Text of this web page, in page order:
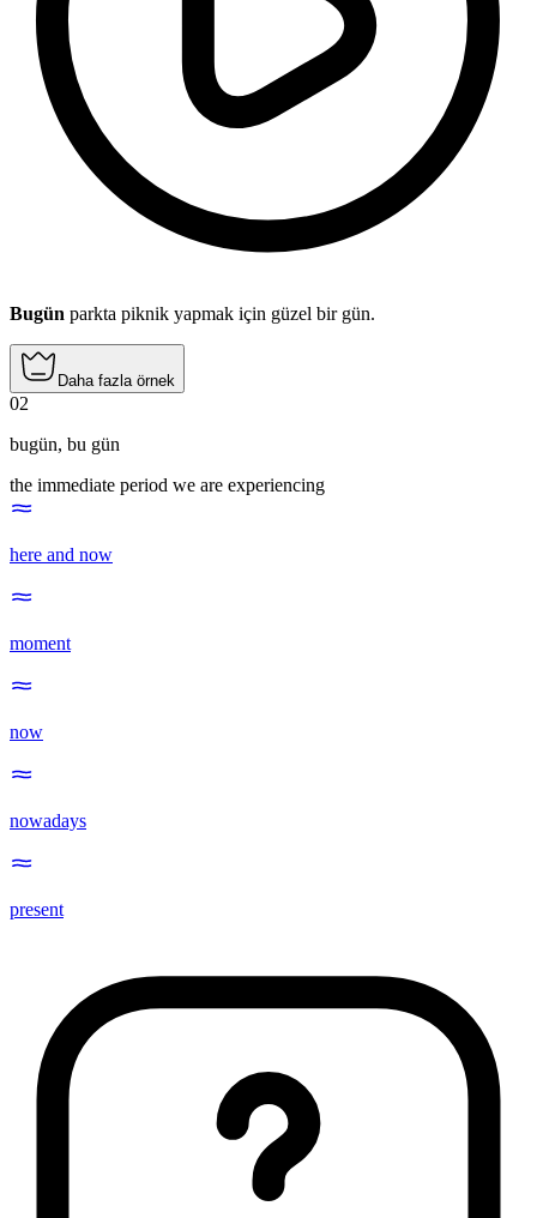
Bugün parkta piknik yapmak için güzel bir gün.
Daha fazla örnek
02
bugün, bu gün
the immediate period we are experiencing
here and now
moment
now
nowadays
present